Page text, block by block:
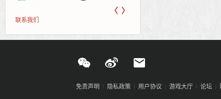
〈 〉
联系我们
免责声明 隐私政策 用户协议 游戏大厅 论坛